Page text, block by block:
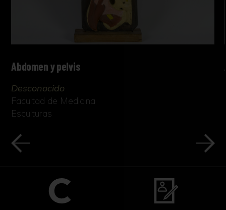
Abdomen y pelvis
Desconocido
Facultad de Medicina
Esculturas